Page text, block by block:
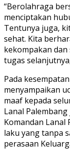
“Berolahraga
menciptakan
Tentunya juga,
sehat. Kita
kekompakan
tugas
Pada
menyampaikan
maaf kepada
Lanal
Komandan
laku yang tanpa
perasaan